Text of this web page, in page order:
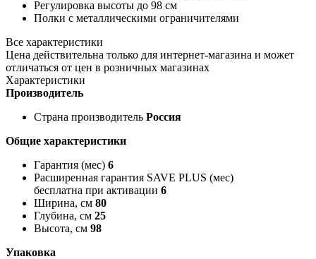
Регулировка высоты до 98 см
Полки с металлическими ограничителями
Все характеристики
Цена действительна только для интернет-магазина и может
отличаться от цен в розничных магазинах
Характеристики
Производитель
Страна производитель Россия
Общие характеристики
Гарантия (мес) 6
Расширенная гарантия SAVE PLUS (мес)
бесплатна при активации 6
Ширина, см 80
Глубина, см 25
Высота, см 98
Упаковка